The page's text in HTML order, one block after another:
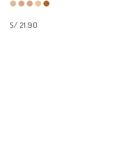
S/ 21.90